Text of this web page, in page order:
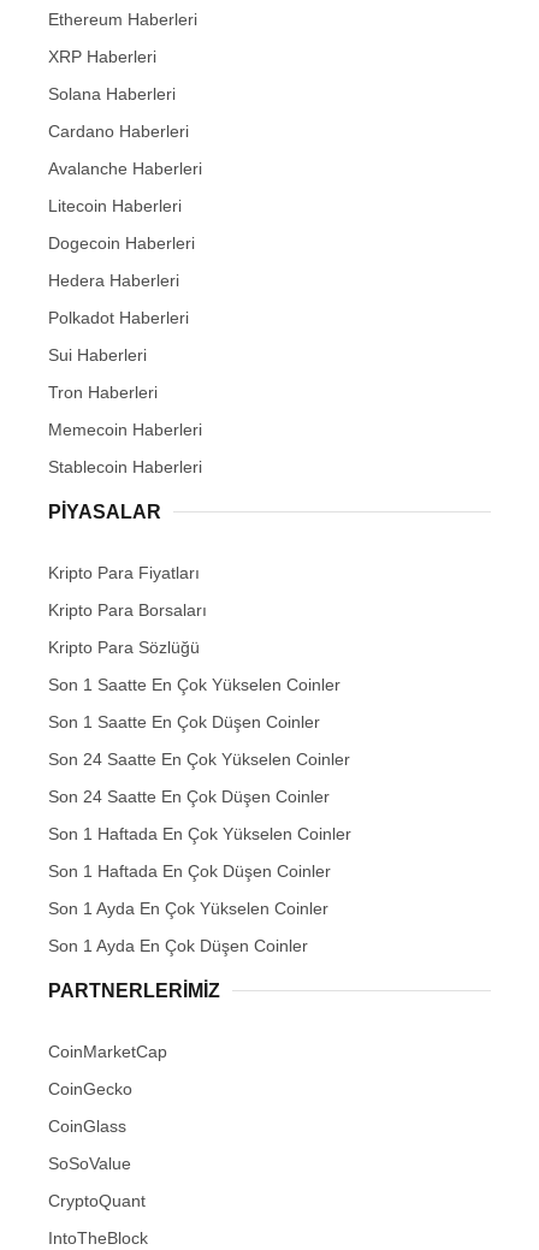
Ethereum Haberleri
XRP Haberleri
Solana Haberleri
Cardano Haberleri
Avalanche Haberleri
Litecoin Haberleri
Dogecoin Haberleri
Hedera Haberleri
Polkadot Haberleri
Sui Haberleri
Tron Haberleri
Memecoin Haberleri
Stablecoin Haberleri
PIYASALAR
Kripto Para Fiyatları
Kripto Para Borsaları
Kripto Para Sözlüğü
Son 1 Saatte En Çok Yükselen Coinler
Son 1 Saatte En Çok Düşen Coinler
Son 24 Saatte En Çok Yükselen Coinler
Son 24 Saatte En Çok Düşen Coinler
Son 1 Haftada En Çok Yükselen Coinler
Son 1 Haftada En Çok Düşen Coinler
Son 1 Ayda En Çok Yükselen Coinler
Son 1 Ayda En Çok Düşen Coinler
PARTNERLERIMIZ
CoinMarketCap
CoinGecko
CoinGlass
SoSoValue
CryptoQuant
IntoTheBlock